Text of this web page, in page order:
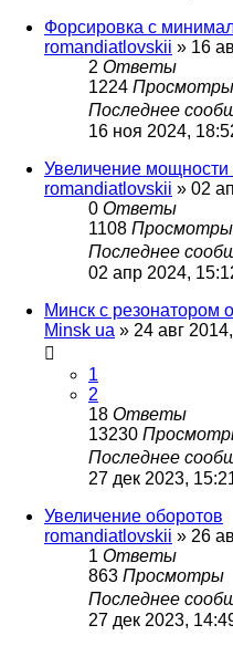
Форсировка с
romandiatlovskii » 16
2 Ответы
1224 Просмотры
Последнее
16 ноя 2024,
Увеличение
romandiatlovskii » 02
0 Ответы
1108 Просмотры
Последнее
02 апр 2024,
Минск с резонатором
Minsk ua » 24 авг
1
2
18 Ответы
13230
Последнее
27 дек 2023,
Увеличение оборотов
romandiatlovskii » 26
1 Ответы
863 Просмотры
Последнее
27 дек 2023,